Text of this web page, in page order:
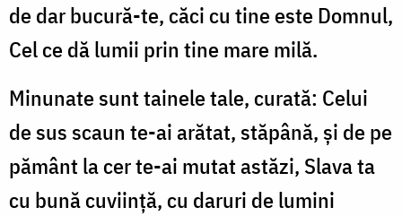
de dar bucură-te, căci cu tine este Domnul,
Cel ce dă lumii prin tine mare milă.
Minunate sunt tainele tale, curată: Celui
de sus scaun te-ai arătat, stăpână, şi de pe
pământ la cer te-ai mutat astăzi, Slava ta
cu bună cuviinţă, cu daruri de lumini